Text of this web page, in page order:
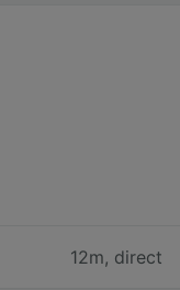
12m, direct